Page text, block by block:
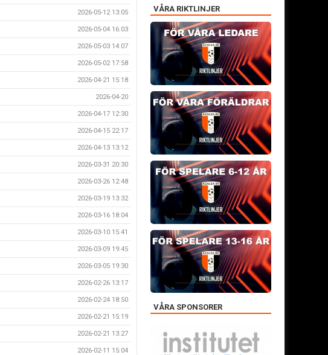
2026-05-12 13:05
2026-05-04 16:03
2026-05-03 14:07
2026-05-02 17:58
2026-04-21 15:18
2026-04-20
2026-04-17 12:30
2026-04-15 22:17
2026-04-13 13:12
2026-03-31 20:30
2026-03-26 12:48
2026-03-19 13:32
2026-03-16 18:04
2026-03-10 15:41
2026-03-09 19:45
2026-03-05 19:30
2026-02-26 13:17
2026-02-24 18:50
2026-02-21 15:19
2026-02-21 13:27
2026-02-11 15:04
VÅRA RIKTLINJER
VÅRA SPONSORER